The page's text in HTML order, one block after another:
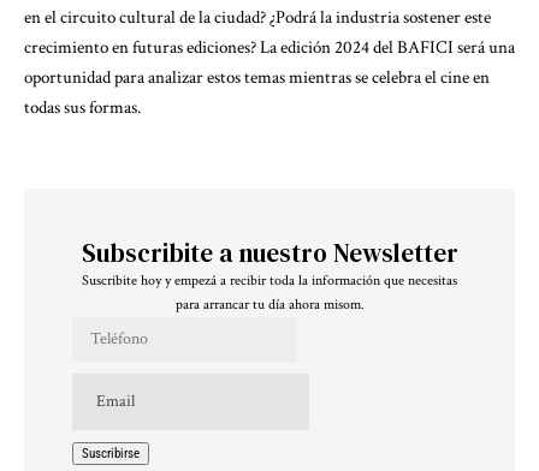
en el circuito cultural de la ciudad? ¿Podrá la industria sostener este
crecimiento en futuras ediciones? La edición 2024 del BAFICI será una
oportunidad para analizar estos temas mientras se celebra el cine en
todas sus formas.
Subscribite a nuestro Newsletter
Suscribite hoy y empezá a recibir toda la información que necesitas
para arrancar tu día ahora misom.